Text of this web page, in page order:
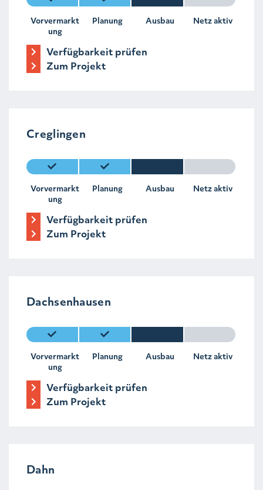
Vorvermarkt
ung
Planung Ausbau Netz aktiv
Verfügbarkeit prüfen
Zum Projekt
Creglingen
Vorvermarkt
ung
Planung Ausbau Netz aktiv
Verfügbarkeit prüfen
Zum Projekt
Dachsenhausen
Vorvermarkt
ung
Planung Ausbau Netz aktiv
Verfügbarkeit prüfen
Zum Projekt
Dahn